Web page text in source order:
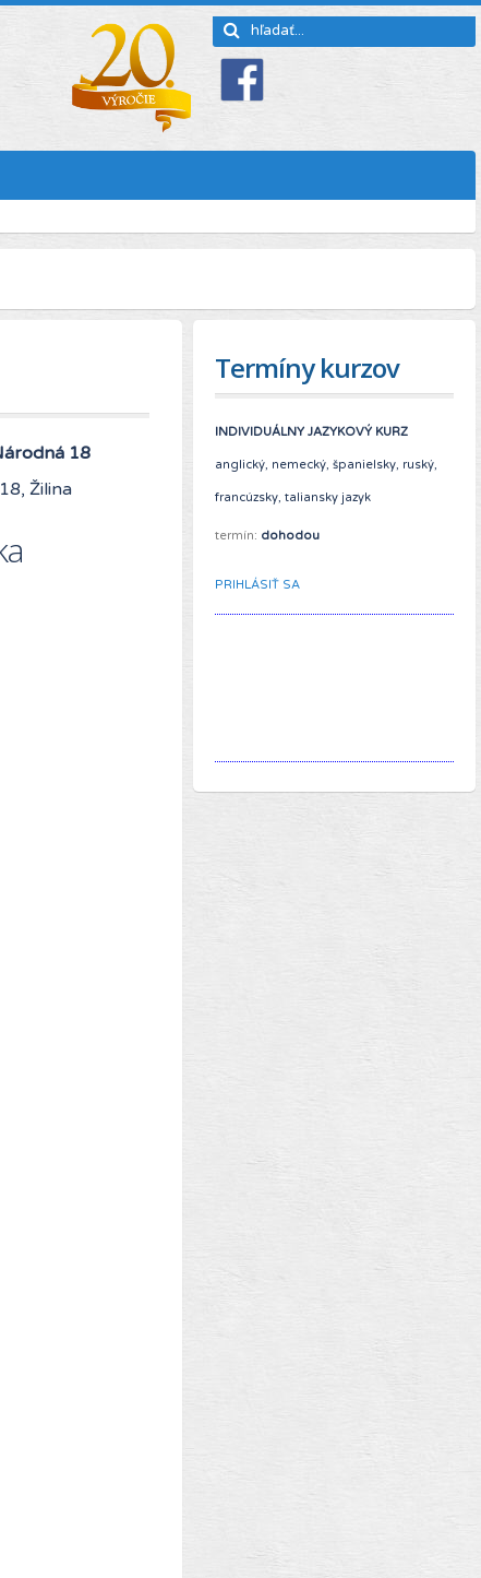
18
Žilina
Termíny kurzov
INDIVIDUÁLNY JAZYKOVÝ KURZ
anglický, nemecký, španielsky, ruský,
francúzsky, taliansky jazyk
termín: dohodou
PRIHLÁSIŤ SA